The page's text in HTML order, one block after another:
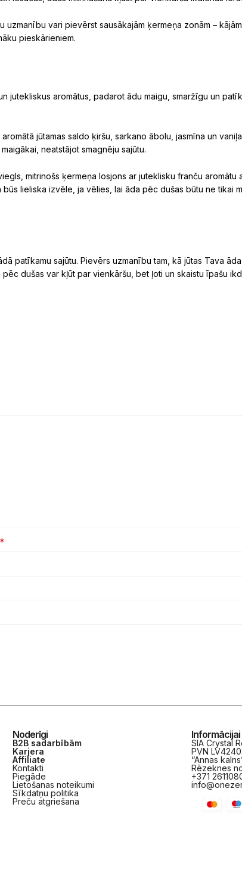
vari pievērst sausākajām ķermeņa zonām –
pieskārieniem.
jutekliskus aromātus, padarot ādu maigu, smaržīgu un
aromātā jūtamas saldo ķiršu, sarkano ābolu, jasmīna un
neatstājot smagnēju sajūtu.
mitrinošs ķermeņa losjons ar juteklisku franču aromātu
lieliska izvēle, ja vēlies, lai āda pēc dušas būtu ne tikai
patīkamu sajūtu. Pievērs uzmanību tam, kā jūtas Tava
dušas var kļūt par vienkāršu, bet ļoti un skaistu īpašu
*
Noderīgi
B2B sadarbībām
Karjera
Affiliate
Kontakti
Piegāde
Lietošanas noteikumi
Sīkdatņu politika
Preču atgriešana
Informācijai
SIA Crystal
PVN
“Annas
Rēzeknes
+371